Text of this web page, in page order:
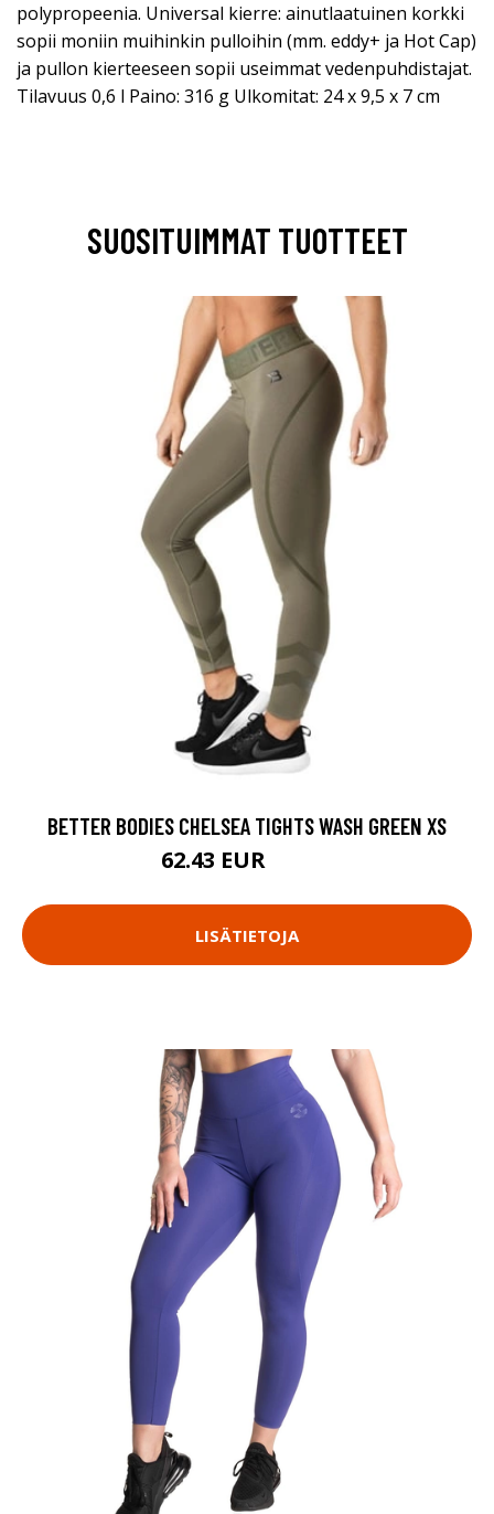
polypropeenia. Universal kierre: ainutlaatuinen korkki
sopii moniin muihinkin pulloihin (mm. eddy+ ja Hot Cap)
ja pullon kierteeseen sopii useimmat vedenpuhdistajat.
Tilavuus 0,6 l Paino: 316 g Ulkomitat: 24 x 9,5 x 7 cm
SUOSITUIMMAT TUOTTEET
BETTER BODIES CHELSEA TIGHTS WASH GREEN XS
62.43 EUR
LISÄTIETOJA